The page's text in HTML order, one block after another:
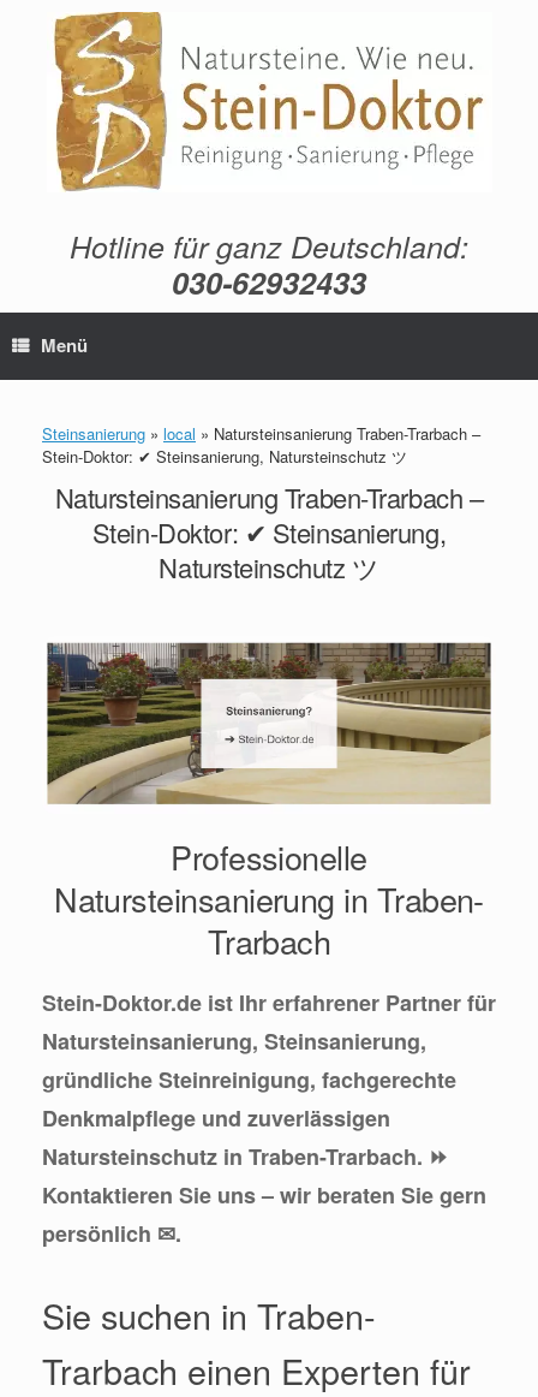
springen
Hotline für ganz Deutschland:
030-62932433
Menü
Steinsanierung » local » Natursteinsanierung Traben-Trarbach –
Stein-Doktor: ✔ Steinsanierung, Natursteinschutz ツ
Natursteinsanierung Traben-Trarbach –
Stein-Doktor: ✔ Steinsanierung,
Natursteinschutz ツ
Professionelle
Natursteinsanierung in Traben-
Trarbach
Stein-Doktor.de ist Ihr erfahrener Partner für
Natursteinsanierung, Steinsanierung,
gründliche Steinreinigung, fachgerechte
Denkmalpflege und zuverlässigen
Natursteinschutz in Traben-Trarbach. ⏩
Kontaktieren Sie uns – wir beraten Sie gern
persönlich ✉.
Sie suchen in Traben-
Trarbach einen Experten für